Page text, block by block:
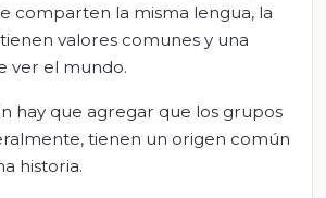
comparten la misma lengua, la
valores comunes y una
ver el mundo.
hay que agregar que los grupos
tienen un origen común
historia.